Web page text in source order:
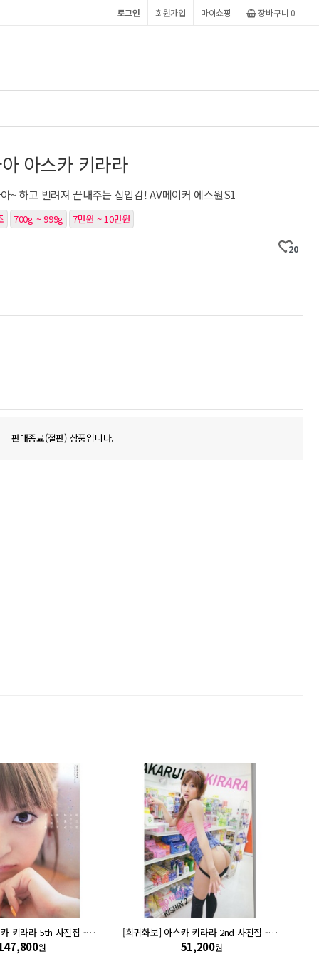
장바구니 0
마이쇼핑
회원가입
로그인
아스카 키라라
~ 하고 벌려져 끝내주는 삽입감! AV메이커 에스원S1
700g ~ 999g 7만원 ~ 10만원
20
판매종료(절판) 상품입니다.
[희귀도서] 아스카 키라라 5th 사진집 - 아스카 키라라의 체온이 나보다 조금 높아졌을 때
원
[희귀화보] 아스카 키라라 2nd 사진집 - 노 누드 NO NUDE (by 시노야마 기신)
51,200원